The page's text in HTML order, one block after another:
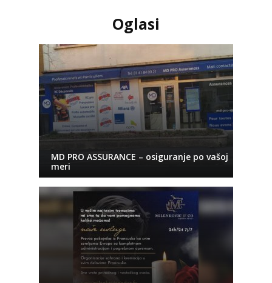
Oglasi
MD PRO ASSURANCE – osiguranje po vašoj
meri